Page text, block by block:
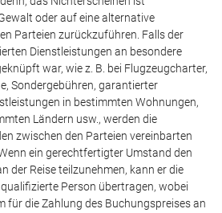
oder auf eine alternative
Parteien zurückzuführen. Falls der
Dienstleistungen an besondere
war, wie z. B. bei Flugzeugcharter,
Sondergebühren, garantierter
in bestimmten Wohnungen,
Ländern usw., werden die
zwischen den Parteien vereinbarten
ein gerechtfertigter Umstand den
der Reise teilzunehmen, kann er die
Person übertragen, wobei
für die Zahlung des Buchungspreises an